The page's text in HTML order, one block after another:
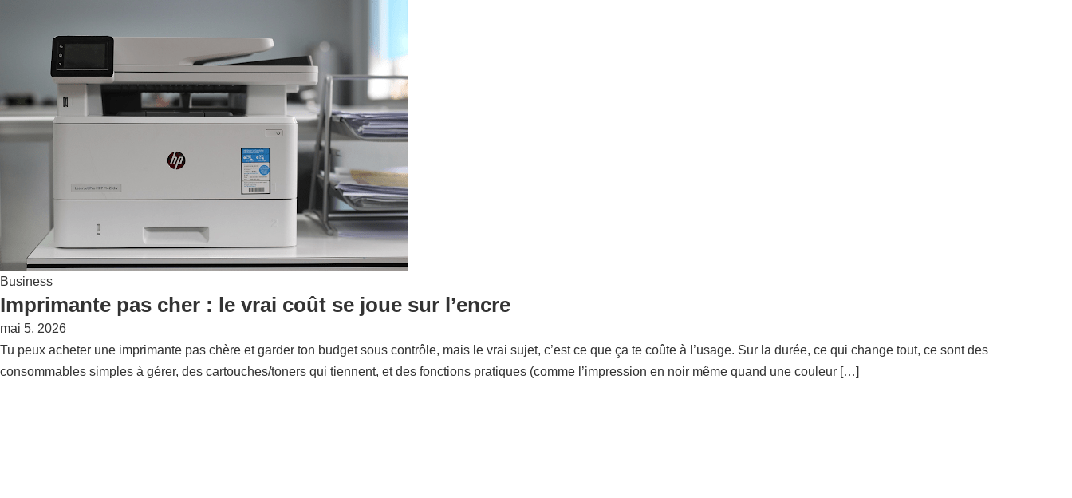
Business
Imprimante pas cher : le vrai coût se joue sur l’encre
mai 5, 2026
Tu peux acheter une imprimante pas chère et garder ton budget sous contrôle, mais le vrai sujet, c’est ce que ça te coûte à l’usage. Sur la durée, ce qui change tout, ce sont des
consommables simples à gérer, des cartouches/toners qui tiennent, et des fonctions pratiques (comme l’impression en noir même quand une couleur […]